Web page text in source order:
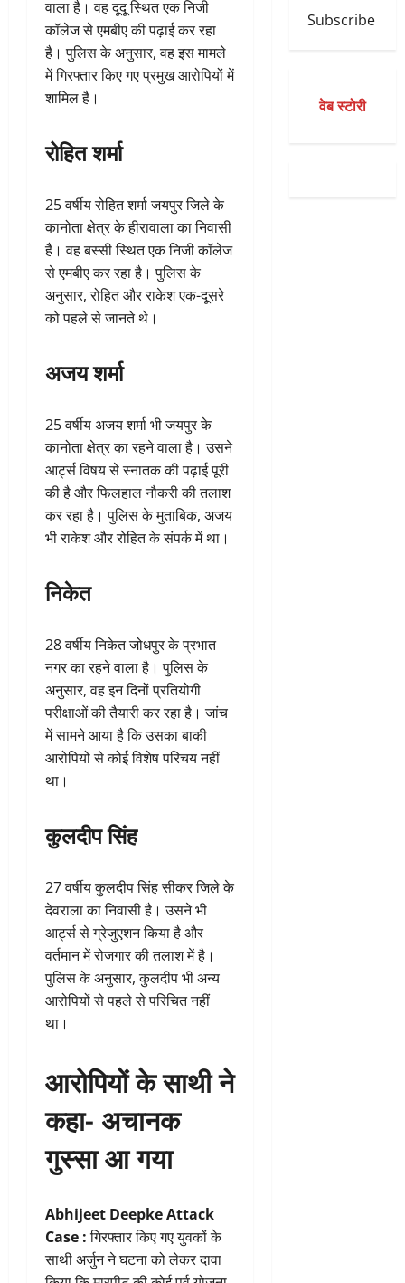
वाला है। वह दूदू स्थित एक निजी
कॉलेज से एमबीए की पढ़ाई कर रहा
है। पुलिस के अनुसार, वह इस मामले
में गिरफ्तार किए गए प्रमुख आरोपियों में
शामिल है।
रोहित शर्मा
25 वर्षीय रोहित शर्मा जयपुर जिले के
कानोता क्षेत्र के हीरावाला का निवासी
है। वह बस्सी स्थित एक निजी कॉलेज
से एमबीए कर रहा है। पुलिस के
अनुसार, रोहित और राकेश एक-दूसरे
को पहले से जानते थे।
अजय शर्मा
25 वर्षीय अजय शर्मा भी जयपुर के
कानोता क्षेत्र का रहने वाला है। उसने
आर्ट्स विषय से स्नातक की पढ़ाई पूरी
की है और फिलहाल नौकरी की तलाश
कर रहा है। पुलिस के मुताबिक, अजय
भी राकेश और रोहित के संपर्क में था।
निकेत
28 वर्षीय निकेत जोधपुर के प्रभात
नगर का रहने वाला है। पुलिस के
अनुसार, वह इन दिनों प्रतियोगी
परीक्षाओं की तैयारी कर रहा है। जांच
में सामने आया है कि उसका बाकी
आरोपियों से कोई विशेष परिचय नहीं
था।
कुलदीप सिंह
27 वर्षीय कुलदीप सिंह सीकर जिले के
देवराला का निवासी है। उसने भी
आर्ट्स से ग्रेजुएशन किया है और
वर्तमान में रोजगार की तलाश में है।
पुलिस के अनुसार, कुलदीप भी अन्य
आरोपियों से पहले से परिचित नहीं
था।
आरोपियों के साथी ने
कहा- अचानक
गुस्सा आ गया
Abhijeet Deepke Attack
Case :गिरफ्तार किए गए युवकों के
साथी अर्जुन ने घटना को लेकर दावा
Subscribe
वेब स्टोरी